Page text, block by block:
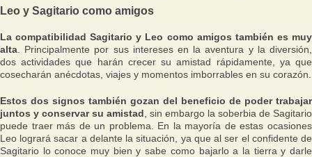
Leo y Sagitario como amigos
La compatibilidad Sagitario y Leo como amigos también es muy
alta . Principalmente por sus intereses en la aventura y la diversión,
dos actividades que harán crecer su amistad rápidamente, ya que
cosecharán anécdotas, viajes y momentos imborrables en su corazón.
Estos dos signos también gozan del beneficio de poder trabajar
juntos y conservar su amistad , sin embargo la soberbia de Sagitario
puede traer más de un problema. En la mayoría de estas ocasiones
Leo logrará sacar a delante la situación, ya que al ser el confidente de
Sagitario lo conoce muy bien y sabe como bajarlo a la tierra y darle